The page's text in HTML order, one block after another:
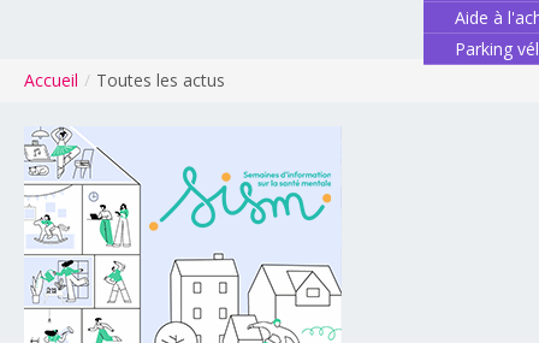
Aide à
Parking
Accueil / Toutes les actus